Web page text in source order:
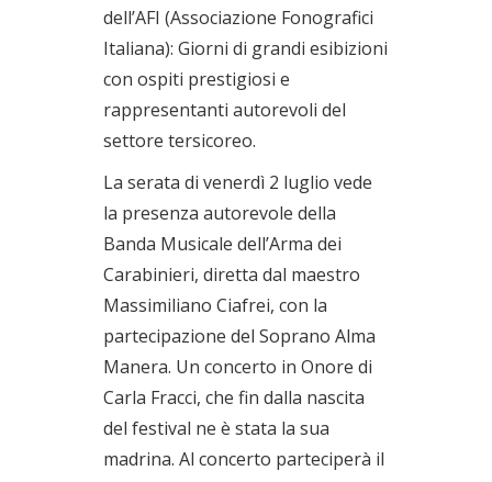
dell’AFI (Associazione Fonografici
Italiana): Giorni di grandi esibizioni
con ospiti prestigiosi e
rappresentanti autorevoli del
settore tersicoreo.
La serata di venerdì 2 luglio vede
la presenza autorevole della
Banda Musicale dell’Arma dei
Carabinieri, diretta dal maestro
Massimiliano Ciafrei, con la
partecipazione del Soprano Alma
Manera. Un concerto in Onore di
Carla Fracci, che fin dalla nascita
del festival ne è stata la sua
madrina. Al concerto parteciperà il